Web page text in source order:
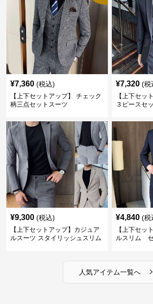
¥7,360 (税込)
【上下セットアップ】 チェック
柄三点セットスーツ
¥7,320 (税
【上下セッ
３ピースセ
¥9,300 (税込)
【上下セットアップ】カジュア
ルスーツ スタイリッシュスリム
¥4,840 (税
【上下セッ
ルスリム
人気アイテム一覧へ ›